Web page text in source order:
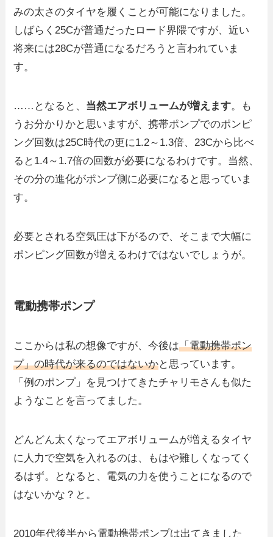
みの太さのタイヤを履くことが可能になりました。
しばらく25Cが普通だったロード界隈ですが、近い
将来には28Cが普通になるだろうと言われていま
す。
……となると、 当然エアボリュームが増えます。も
うお分かりかと思いますが、携帯ポンプでのポンピ
ング回数は25C時代の更に1.2～1.3倍、23Cから比べ
ると1.4～1.7倍の回数が必要になるわけです。当然、
その分の進化がポンプ側に必要になると思っていま
す。
必要とされる空気圧は下がるので、そこまで大幅に
ポンピング回数が増えるわけではないでしょうが。
電動携帯ポンプ
ここからは私の想像ですが、今後は「電動携帯ポン
プ」の時代が来るのではないかと思っています。
「例のポンプ」を見つけてきたチャリモさんも似た
ようなことを言ってました。
どんどん太くなってエアボリュームが増えるタイヤ
に人力で空気を入れるのは、もはや難しくなってく
るはず。となると、電気の力を使うことになるので
はないかな？と。
2010年代後半から電動携帯ポンプは出てきました